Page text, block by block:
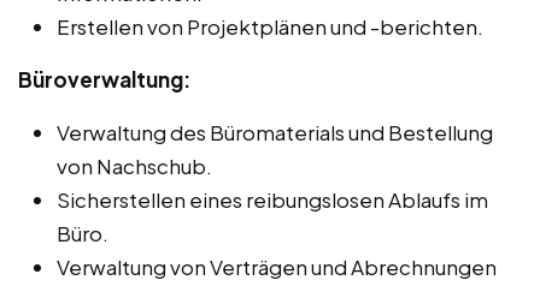
Erstellen von Projektplänen und -berichten.
Büroverwaltung:
Verwaltung des Büromaterials und Bestellung
von Nachschub.
Sicherstellen eines reibungslosen Ablaufs im
Büro.
Verwaltung von Verträgen und Abrechnungen